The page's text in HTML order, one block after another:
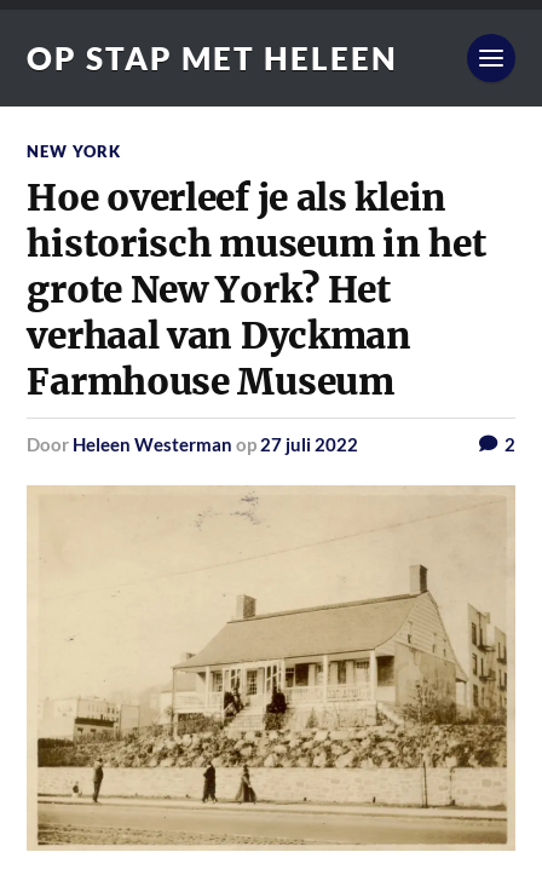
OP STAP MET HELEEN
NEW YORK
Hoe overleef je als klein
historisch museum in het
grote New York? Het
verhaal van Dyckman
Farmhouse Museum
door Heleen Westerman op 27 juli 2022 2